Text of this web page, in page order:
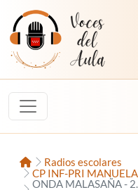
Saltar al contenido
Voces del Aula
InicioRadios escolares
CP INF-PRI MANUELA
ONDA MALASAÑA -